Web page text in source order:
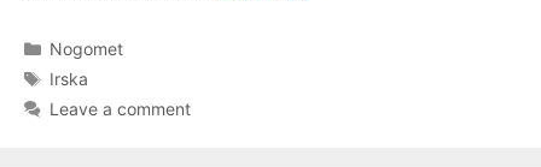
Categories
Nogomet
Tags
Irska
Leave a comment